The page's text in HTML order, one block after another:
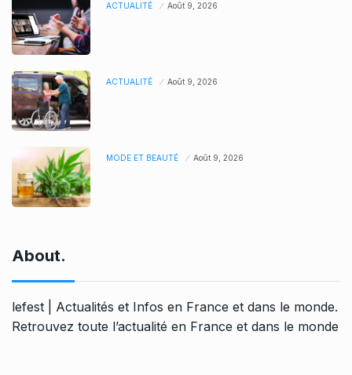
ACTUALITÉ Août 9, 2026
ACTUALITÉ Août 9, 2026
MODE ET BEAUTÉ Août 9, 2026
About.
lefest | Actualités et Infos en France et dans le monde.
Retrouvez toute l’actualité en France et dans le monde